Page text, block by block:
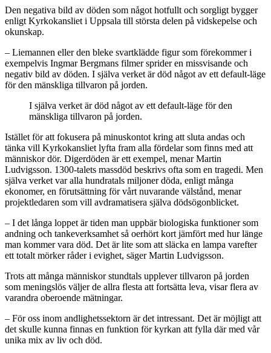
Den negativa bild av döden som något hotfullt och sorgligt bygger
enligt Kyrkokansliet i Uppsala till största delen på vidskepelse och
okunskap.
– Liemannen eller den bleke svartklädde figur som förekommer i
exempelvis Ingmar Bergmans filmer sprider en missvisande och
negativ bild av döden. I själva verket är död något av ett default-läge
för den mänskliga tillvaron på jorden.
I själva verket är död något av ett default-läge för den
mänskliga tillvaron på jorden.
Istället för att fokusera på minuskontot kring att sluta andas och
tänka vill Kyrkokansliet lyfta fram alla fördelar som finns med att
människor dör. Digerdöden är ett exempel, menar Martin
Ludvigsson. 1300-talets massdöd beskrivs ofta som en tragedi. Men
själva verket var alla hundratals miljoner döda, enligt många
ekonomer, en förutsättning för vårt nuvarande välstånd, menar
projektledaren som vill avdramatisera själva dödsögonblicket.
– I det långa loppet är tiden man uppbär biologiska funktioner som
andning och tankeverksamhet så oerhört kort jämfört med hur länge
man kommer vara död. Det är lite som att släcka en lampa varefter
ett totalt mörker råder i evighet, säger Martin Ludvigsson.
Trots att många människor stundtals upplever tillvaron på jorden
som meningslös väljer de allra flesta att fortsätta leva, visar flera av
varandra oberoende mätningar.
– För oss inom andlighetssektorn är det intressant. Det är möjligt att
det skulle kunna finnas en funktion för kyrkan att fylla där med vår
unika mix av liv och död.